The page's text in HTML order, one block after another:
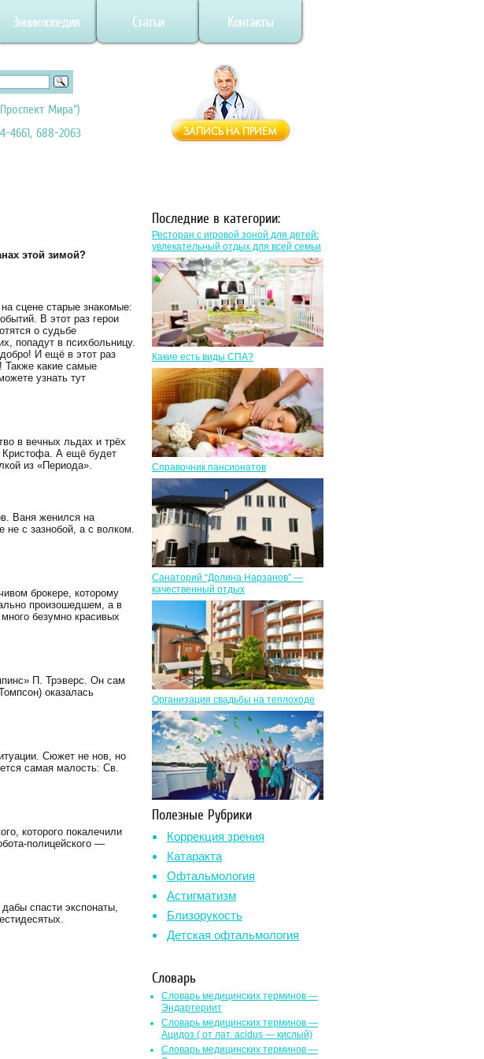
Энциклопедия Статьи Контакты
Мира")
4661, 688-2063
этой зимой?
сцене старые знакомые:
В этот раз герои
о судьбе
попадут в психбольницу.
И ещё в этот раз
Также какие самые
узнать тут
в вечных льдах и трёх
Кристофа. А ещё будет
из «Периода».
Ваня женился на
не с зазнобой, а с волком.
брокере, которому
произошедшем, а в
безумно красивых
П. Трэверс. Он сам
оказалась
Сюжет не нов, но
самая малость: Св.
которого покалечили
полицейского —
спасти экспонаты,
Последние в категории:
Ресторан с игровой зоной для детей:
увлекательный отдых для всей семьи
Какие есть виды СПА?
Справочник пансионатов
Санаторий “Долина Нарзанов” —
качественный отдых
Организация свадьбы на теплоходе
Полезные Рубрики
Коррекция зрения
Катаракта
Офтальмология
Астигматизм
Близорукость
Детская офтальмология
Словарь
Словарь медицинских терминов —
Эндартериит
Словарь медицинских терминов —
Ацидоз ( от лат. асidus — кислый)
Словарь медицинских терминов —